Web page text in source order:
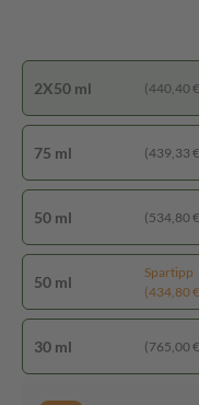
2X50 ml (440,40
75 ml (439,33
50 ml (534,80
50 ml
Spartipp
(434,80
30 ml (765,00